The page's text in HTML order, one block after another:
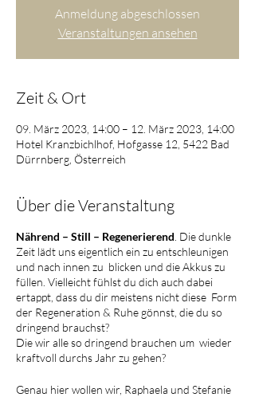
Anmeldung abgeschlossen
Veranstaltungen ansehen
Zeit & Ort
09. März 2023, 14:00 – 12. März 2023, 14:00
Hotel Kranzbichlhof, Hofgasse 12, 5422 Bad
Dürrnberg, Österreich
Über die Veranstaltung
Nährend – Still – Regenerierend . Die dunkle
Zeit lädt uns eigentlich ein zu entschleunigen
und nach innen zu blicken und die Akkus zu
füllen. Vielleicht fühlst du dich auch dabei
ertappt, dass du dir meistens nicht diese Form
der Regeneration & Ruhe gönnst, die du so
dringend brauchst?
Die wir alle so dringend brauchen um wieder
kraftvoll durchs Jahr zu gehen?
Genau hier wollen wir, Raphaela und Stefanie